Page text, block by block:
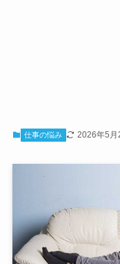
仕事の悩み 2026年5月